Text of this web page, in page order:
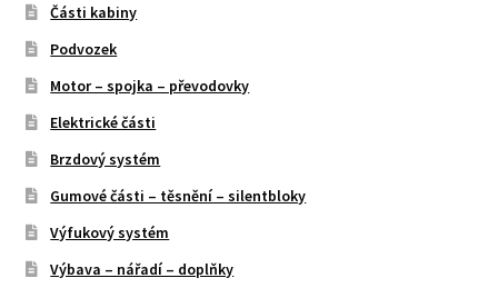
Části kabiny
Podvozek
Motor – spojka – převodovky
Elektrické části
Brzdový systém
Gumové části – těsnění – silentbloky
Výfukový systém
Výbava – nářadí – doplňky